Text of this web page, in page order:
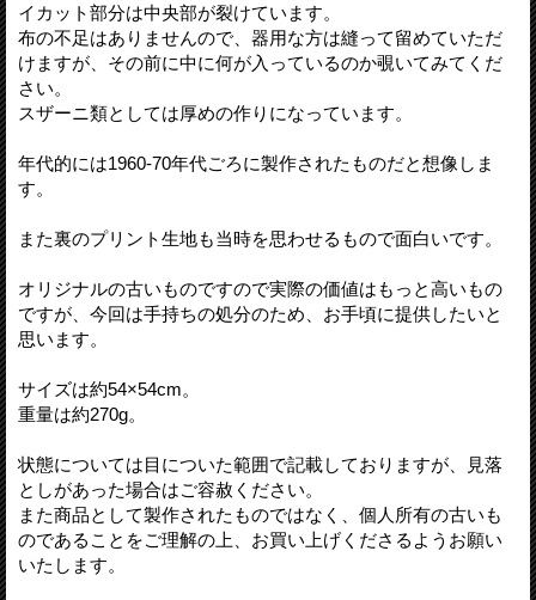
イカット部分は中央部が裂けています。
布の不足はありませんので、器用な方は縫って留めていただ
けますが、その前に中に何が入っているのか覗いてみてくだ
さい。
スザーニ類としては厚めの作りになっています。
年代的には1960-70年代ごろに製作されたものだと想像しま
す。
また裏のプリント生地も当時を思わせるもので面白いです。
オリジナルの古いものですので実際の価値はもっと高いもの
ですが、今回は手持ちの処分のため、お手頃に提供したいと
思います。
サイズは約54×54cm。
重量は約270g。
状態については目についた範囲で記載しておりますが、見落
としがあった場合はご容赦ください。
また商品として製作されたものではなく、個人所有の古いも
のであることをご理解の上、お買い上げくださるようお願い
いたします。